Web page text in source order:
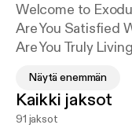
Welcome to
Are You Satisfied
Are You Truly
At Exodus Health
empower you
information and
Näytä enemmän
Kaikki jaksot
91 jaksot